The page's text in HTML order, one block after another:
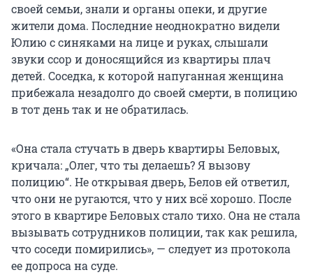
своей семьи, знали и органы опеки, и другие
жители дома. Последние неоднократно видели
Юлию с синяками на лице и руках, слышали
звуки ссор и доносящийся из квартиры плач
детей. Соседка, к которой напуганная женщина
прибежала незадолго до своей смерти, в полицию
в тот день так и не обратилась.
«Она стала стучать в дверь квартиры Беловых,
кричала: „Олег, что ты делаешь? Я вызову
полицию“. Не открывая дверь, Белов ей ответил,
что они не ругаются, что у них всё хорошо. После
этого в квартире Беловых стало тихо. Она не стала
вызывать сотрудников полиции, так как решила,
что соседи помирились», — следует из протокола
ее допроса на суде.